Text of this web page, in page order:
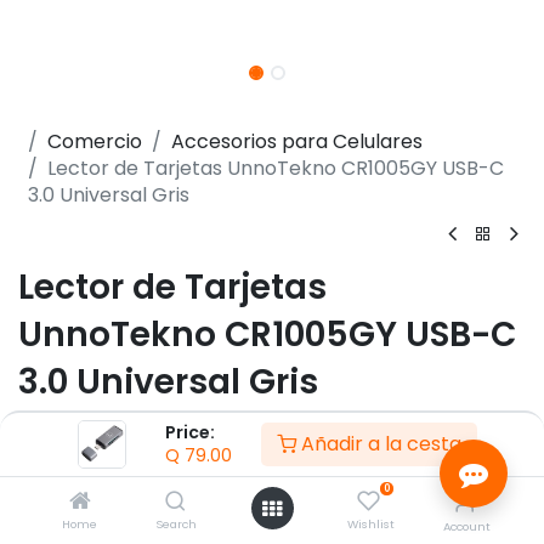
Price:
Q 79.00 Añadir a la cesta
Home Search
0
Wishlist Account
Comercio
Accesorios para Celulares
Lector de Tarjetas UnnoTekno CR1005GY USB-C
3.0 Universal Gris
Lector de Tarjetas
UnnoTekno CR1005GY USB-C
3.0 Universal Gris
(0 reseña)
- Conector USB-C 3.0 macho
- Compatible con tarjetas SD, microSD y TF
- Transferencia de datos de hasta 5 Gbps